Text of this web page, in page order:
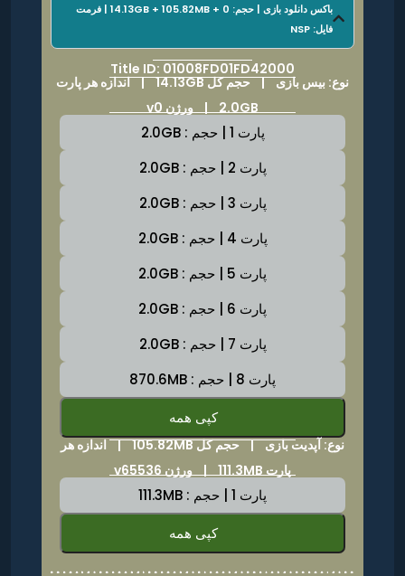
باکس دانلود بازی | حجم: 14.13GB + 105.82MB + 0 | فرمت
فایل: NSP
Title ID: 01008FD01FD42000
نوع: بیس بازی | حجم کل 14.13GB | اندازه هر پارت
2.0GB | ورژن v0
پارت 1 | حجم : 2.0GB
پارت 2 | حجم : 2.0GB
پارت 3 | حجم : 2.0GB
پارت 4 | حجم : 2.0GB
پارت 5 | حجم : 2.0GB
پارت 6 | حجم : 2.0GB
پارت 7 | حجم : 2.0GB
پارت 8 | حجم : 870.6MB
کپی همه
نوع: آپدیت بازی | حجم کل 105.82MB |
اندازه هر
پارت 111.3MB | ورژن v65536
پارت 1 | حجم : 111.3MB
کپی همه